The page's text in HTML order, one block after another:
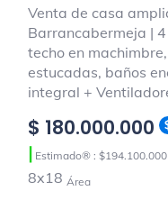
Venta de casa
Barrancabermeja |
techo en
estucadas, baños
integral +
$ 180.000.000
| Estimado® : $194.100.000
8x18 Área